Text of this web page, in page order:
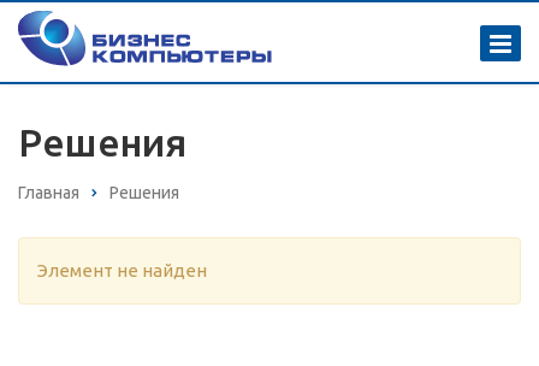
Решения
Главная Решения
Элемент не найден